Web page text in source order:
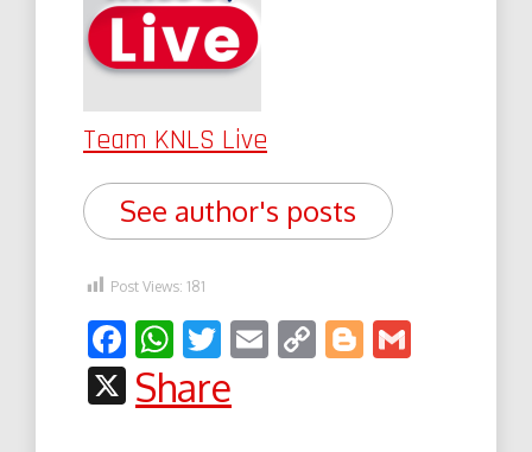
Team KNLS Live
See author's posts
Post Views: 181
Facebook
WhatsApp
Twitter
EmailCopyBlogger
X
Share